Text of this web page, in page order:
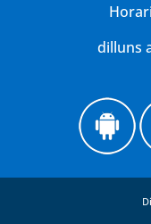
dilluns